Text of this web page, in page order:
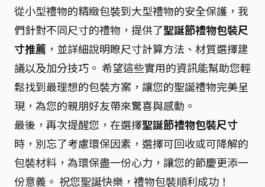
從小型禮物的精緻包裝到大型禮物的安全保護，我
們針對不同尺寸的禮物，提供了聖誕節禮物包裝尺
寸推薦 ，並詳細說明瞭尺寸計算方法、材質選擇建
議以及加分技巧。 希望這些實用的資訊能幫助您輕
鬆找到最理想的包裝方案，讓您的聖誕禮物完美呈
現，為您的親朋好友帶來驚喜與感動。
最後，再次提醒您，在選擇聖誕節禮物包裝尺寸
時，別忘了考慮環保因素，選擇可回收或可降解的
包裝材料，為環保盡一份心力，讓您的節慶更添一
份意義。 祝您聖誕快樂，禮物包裝順利成功！